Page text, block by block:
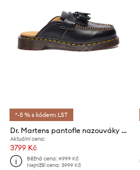
*-5 % s kódem: LST
Dr. Martens pantofle nazouváky dámské kožené Adrian Mule
Aktuální cena:
3799 Kč
Běžná cena:4999 Kč
Nejnižší cena:3999 Kč